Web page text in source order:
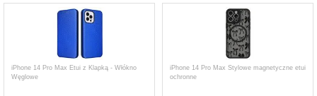
iPhone 14 Pro Max Etui z Klapką - Włókno
Węglowe
iPhone 14 Pro Max Stylowe magnetyczne etui
ochronne